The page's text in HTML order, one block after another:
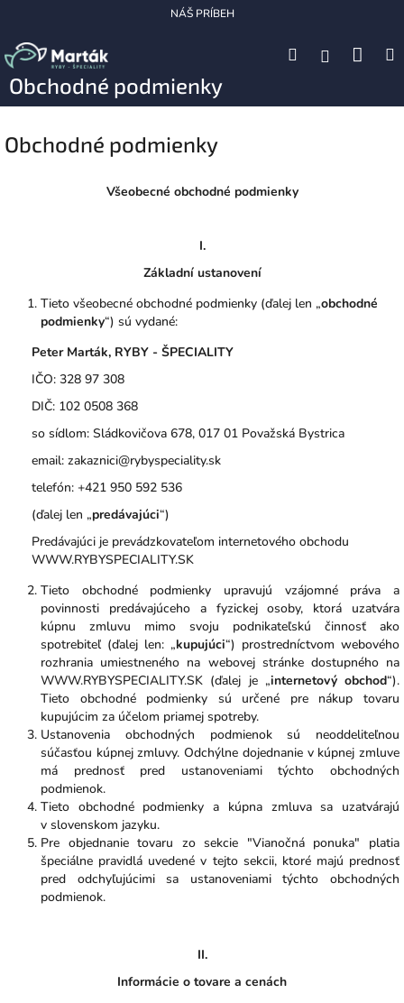
obsah
NÁŠ PRÍBEH
Hľadať
Obchodné podmienky
Obchodné podmienky
Všeobecné obchodné podmienky
I.
Základní ustanovení
Tieto všeobecné obchodné podmienky (ďalej len „obchodné
podmienky“) sú vydané:
Peter Marták, RYBY - ŠPECIALITY
IČO: 328 97 308
DIČ: 102 0508 368
so sídlom: Sládkovičova 678, 017 01 Považská Bystrica
email: zakaznici@rybyspeciality.sk
telefón: +421 950 592 536
(ďalej len „predávajúci“)
Predávajúci je prevádzkovateľom internetového obchodu
WWW.RYBYSPECIALITY.SK
Tieto obchodné podmienky upravujú vzájomné práva a
povinnosti predávajúceho a fyzickej osoby, ktorá uzatvára
kúpnu zmluvu mimo svoju podnikateľskú činnosť ako
spotrebiteľ (ďalej len: „kupujúci“) prostredníctvom webového
rozhrania umiestneného na webovej stránke dostupného na
WWW.RYBYSPECIALITY.SK (ďalej je „internetový obchod“).
Tieto obchodné podmienky sú určené pre nákup tovaru
kupujúcim za účelom priamej spotreby.
Ustanovenia obchodných podmienok sú neoddeliteľnou
súčasťou kúpnej zmluvy. Odchýlne dojednanie v kúpnej zmluve
má prednosť pred ustanoveniami týchto obchodných
podmienok.
Tieto obchodné podmienky a kúpna zmluva sa uzatvárajú
v slovenskom jazyku.
Pre objednanie tovaru zo sekcie "Vianočná ponuka" platia
špeciálne pravidlá uvedené v tejto sekcii, ktoré majú prednosť
pred odchyľujúcimi sa ustanoveniami týchto obchodných
podmienok.
II.
Informácie o tovare a cenách